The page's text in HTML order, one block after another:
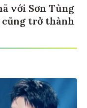
với Sơn Tùng
cũng trở thành